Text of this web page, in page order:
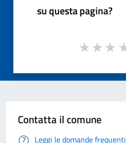
su questa pagina?
Contatta il comune
Leggi le domande frequenti